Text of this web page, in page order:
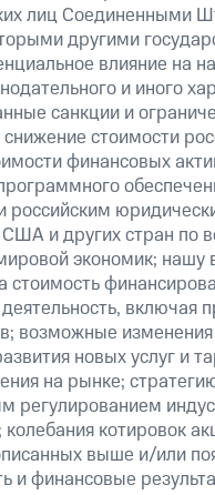
лиц Соединенными
другими
влияние на
и иного
санкции и
стоимости
финансовых
российским
и других стран по
экономик;
стоимость
включая
возможные
новых услуг и
на рынке;
регулированием
котировок
выше и/или
и финансовые